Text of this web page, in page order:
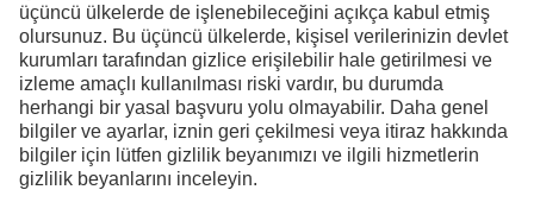
Facebook
Instagram